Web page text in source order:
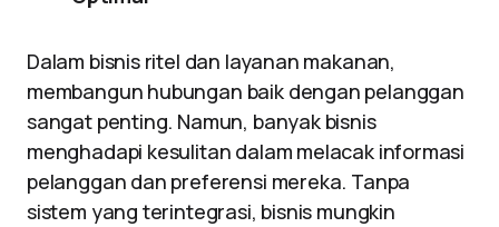
Dalam bisnis ritel dan layanan makanan,
membangun hubungan baik dengan pelanggan
sangat penting. Namun, banyak bisnis
menghadapi kesulitan dalam melacak informasi
pelanggan dan preferensi mereka. Tanpa
sistem yang terintegrasi, bisnis mungkin